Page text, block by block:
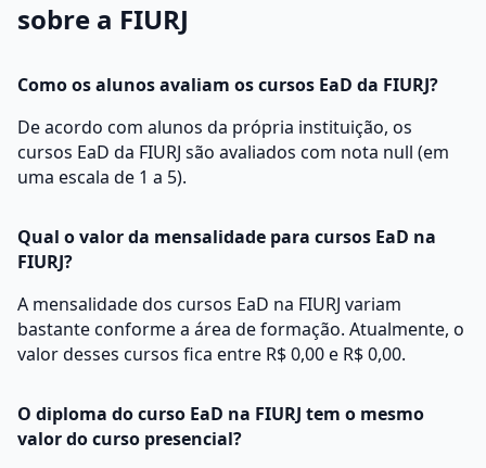
sobre a FIURJ
Como os alunos avaliam os cursos EaD da FIURJ?
De acordo com alunos da própria instituição, os
cursos EaD da FIURJ são avaliados com nota null (em
uma escala de 1 a 5).
Qual o valor da mensalidade para cursos EaD na
FIURJ?
A mensalidade dos cursos EaD na FIURJ variam
bastante conforme a área de formação. Atualmente, o
valor desses cursos fica entre R$ 0,00 e R$ 0,00.
O diploma do curso EaD na FIURJ tem o mesmo
valor do curso presencial?